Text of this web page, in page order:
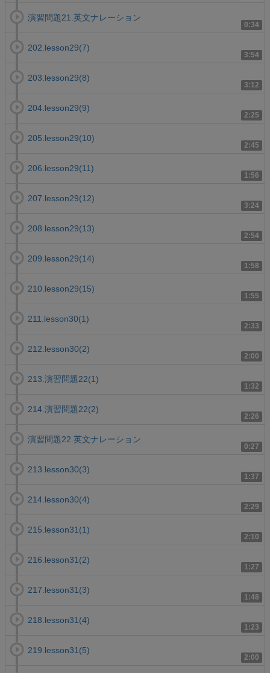
0:34
演習問題21.英文ナレーション
3:54
202.lesson29(7)
3:12
203.lesson29(8)
2:25
204.lesson29(9)
2:45
205.lesson29(10)
1:56
206.lesson29(11)
3:24
207.lesson29(12)
2:54
208.lesson29(13)
1:58
209.lesson29(14)
1:55
210.lesson29(15)
2:33
211.lesson30(1)
2:00
212.lesson30(2)
1:32
213.演習問題22(1)
2:26
214.演習問題22(2)
0:27
演習問題22.英文ナレーション
1:37
213.lesson30(3)
2:29
214.lesson30(4)
2:10
215.lesson31(1)
1:27
216.lesson31(2)
1:48
217.lesson31(3)
1:23
218.lesson31(4)
2:00
219.lesson31(5)